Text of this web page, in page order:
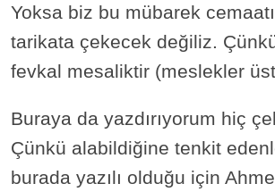
Yoksa biz bu mübarek
tarikata çekecek değiliz.
fevkal mesaliktir (meslekler
Buraya da yazdırıyorum hiç
Çünkü alabildiğine tenkit
burada yazılı olduğu için